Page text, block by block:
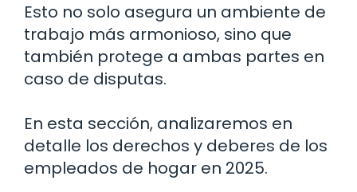
Esto no solo asegura un ambiente de
trabajo más armonioso, sino que
también protege a ambas partes en
caso de disputas.
En esta sección, analizaremos en
detalle los derechos y deberes de los
empleados de hogar en 2025.